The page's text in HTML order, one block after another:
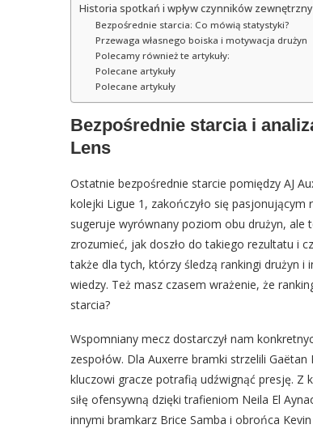
Historia spotkań i wpływ czynników
Bezpośrednie starcia: Co mówią statystyki?
Przewaga własnego boiska i motywacja drużyn
Polecamy również te artykuły:
Polecane artykuły
Polecane artykuły
Bezpośrednie starcia i
Lens
Ostatnie bezpośrednie starcie pomiędzy AJ
kolejki Ligue 1, zakończyło się pasjonującym
sugeruje wyrównany poziom obu drużyn, ale
zrozumieć, jak doszło do takiego rezultatu i
także dla tych, którzy śledzą rankingi drużyn i
wiedzy. Też masz czasem wrażenie, że
starcia?
Wspomniany mecz dostarczył nam
zespołów. Dla Auxerre bramki strzelili
kluczowi gracze potrafią udźwignąć presję. Z
siłę ofensywną dzięki trafieniom Neila El
innymi bramkarz Brice Samba i obrońca